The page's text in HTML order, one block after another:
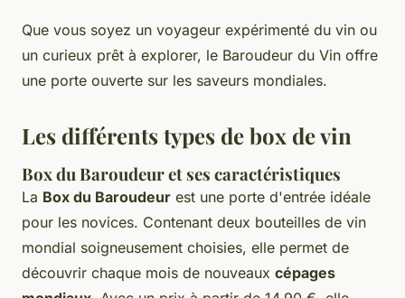
Que vous soyez un voyageur expérimenté du vin ou
un curieux prêt à explorer, le Baroudeur du Vin offre
une porte ouverte sur les saveurs mondiales.
Les différents types de box de vin
Box du Baroudeur et ses caractéristiques
La Box du Baroudeur est une porte d'entrée idéale
pour les novices. Contenant deux bouteilles de vin
mondial soigneusement choisies, elle permet de
découvrir chaque mois de nouveaux cépages